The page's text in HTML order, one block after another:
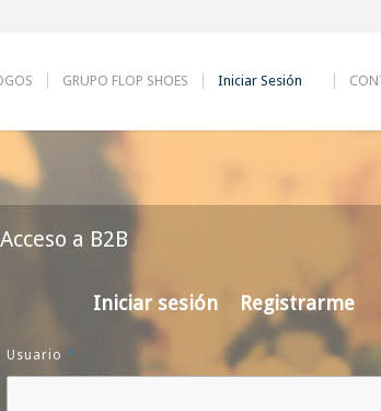
GRUPO FLOP SHOES Iniciar Sesión
Acceso a B2B
Iniciar sesión Registrarme
Usuario *